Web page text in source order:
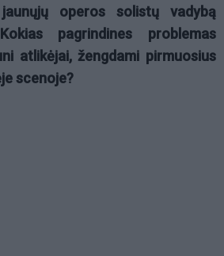
operos solistų vadybą
pagrindines problemas
atlikėjai, žengdami pirmuosius
scenoje?